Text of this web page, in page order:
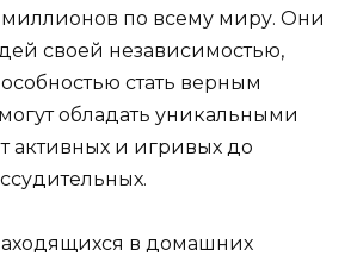
по всему миру. Они
своей независимостью,
стать верным
обладать уникальными
активных и игривых до
в домашних